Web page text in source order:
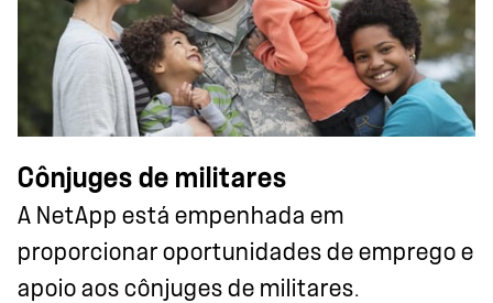
Cônjuges de militares
A NetApp está empenhada em
proporcionar oportunidades de emprego e
apoio aos cônjuges de militares.